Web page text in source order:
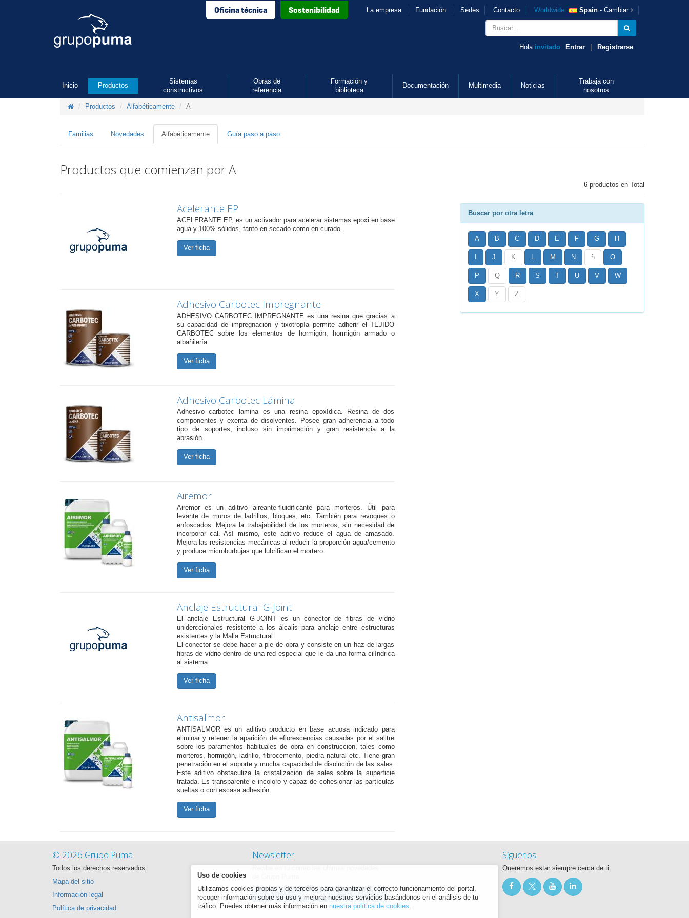
Oficina técnica Sostenibilidad La empresa Fundación Sedes Contacto Worldwide Spain- Cambiar
Hola invitado Entrar Registrarse
Inicio Productos
Sistemas
constructivos
Obras de
referencia
Formación y
biblioteca
Documentación Multimedia Noticias
Trabaja con
nosotros
Productos Alfabéticamente A
Familias Novedades Alfabéticamente Guía paso a paso
Productos que comienzan por A
6 productos en Total
Acelerante EP
ACELERANTE EP, es un activador para acelerar sistemas epoxi en base
agua y 100% sólidos, tanto en secado como en curado.
Ver ficha
Adhesivo Carbotec Impregnante
ADHESIVO CARBOTEC IMPREGNANTE es una resina que gracias a
su capacidad de impregnación y tixotropía permite adherir el TEJIDO
CARBOTEC sobre los elementos de hormigón, hormigón armado o
albañilería.
Ver ficha
Adhesivo Carbotec Lámina
Adhesivo carbotec lamina es una resina epoxídica. Resina de dos
componentes y exenta de disolventes. Posee gran adherencia a todo
tipo de soportes, incluso sin imprimación y gran resistencia a la
abrasión.
Ver ficha
Airemor
Airemor es un aditivo aireante-fluidificante para morteros. Útil para
levante de muros de ladrillos, bloques, etc. También para revoques o
enfoscados. Mejora la trabajabilidad de los morteros, sin necesidad de
incorporar cal. Así mismo, este aditivo reduce el agua de amasado.
Mejora las resistencias mecánicas al reducir la proporción agua/cemento
y produce microburbujas que lubrifican el mortero.
Ver ficha
Anclaje Estructural G-Joint
El anclaje Estructural G-JOINT es un conector de fibras de vidrio
uniderccionales resistente a los álcalis para anclaje entre estructuras
existentes y la Malla Estructural.
El conector se debe hacer a pie de obra y consiste en un haz de largas
fibras de vidrio dentro de una red especial que le da una forma cilíndrica
al sistema.
Ver ficha
Antisalmor
ANTISALMOR es un aditivo producto en base acuosa indicado para
eliminar y retener la aparición de eflorescencias causadas por el salitre
sobre los paramentos habituales de obra en construcción, tales como
morteros, hormigón, ladrillo, fibrocemento, piedra natural etc. Tiene gran
penetración en el soporte y mucha capacidad de disolución de las sales.
Este aditivo obstaculiza la cristalización de sales sobre la superficie
tratada. Es transparente e incoloro y capaz de cohesionar las partículas
sueltas o con escasa adhesión.
Ver ficha
Buscar por otra letra
A B C D E F G H
J K L M N ñ O
P Q R S U V W
X Y Z
© 2026 Grupo Puma
Todos los derechos reservados
Mapa del sitio
Información legal
Política de privacidad
Newsletter
Suscribirse
Síguenos
Queremos estar siempre cerca de ti
Uso de cookies
Utilizamos cookies propias y de terceros para garantizar el correcto funcionamiento del portal,
recoger información sobre su uso y mejorar nuestros servicios basándonos en el análisis de tu
tráfico. Puedes obtener más información en nuestra política de cookies.